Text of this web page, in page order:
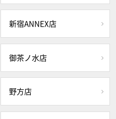
新宿ANNEX店
御茶ノ水店
野方店